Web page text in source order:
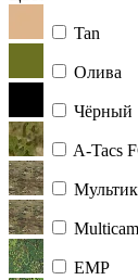
Tan
Олива
Чёрный
A-Tacs
Multicam
ЕМР